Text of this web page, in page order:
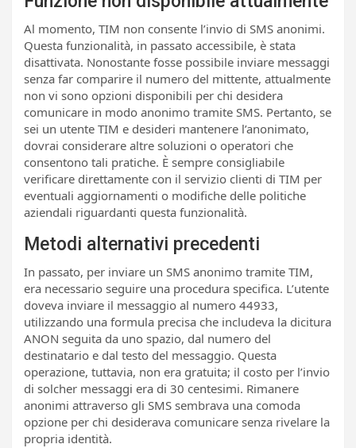
Al momento, TIM non consente l’invio di SMS anonimi.
Questa funzionalità, in passato accessibile, è stata
disattivata. Nonostante fosse possibile inviare messaggi
senza far comparire il numero del mittente, attualmente
non vi sono opzioni disponibili per chi desidera
comunicare in modo anonimo tramite SMS. Pertanto, se
sei un utente TIM e desideri mantenere l’anonimato,
dovrai considerare altre soluzioni o operatori che
consentono tali pratiche. È sempre consigliabile
verificare direttamente con il servizio clienti di TIM per
eventuali aggiornamenti o modifiche delle politiche
aziendali riguardanti questa funzionalità.
Metodi alternativi precedenti
In passato, per inviare un SMS anonimo tramite TIM,
era necessario seguire una procedura specifica. L’utente
doveva inviare il messaggio al numero 44933,
utilizzando una formula precisa che includeva la dicitura
ANON seguita da uno spazio, dal numero del
destinatario e dal testo del messaggio. Questa
operazione, tuttavia, non era gratuita; il costo per l’invio
di solcher messaggi era di 30 centesimi. Rimanere
anonimi attraverso gli SMS sembrava una comoda
opzione per chi desiderava comunicare senza rivelare la
propria identità.